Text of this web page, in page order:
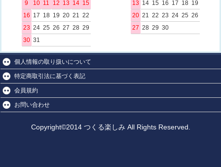
9
10 11 12 13 14 15
16 17 18 19 20 21
22
23 24 25 26 27 28 29
30 31
13 14 15 16 17 18 19
20 21 22 23 24 25 26
27 28 29 30
個人情報の取り扱いについて
特定商取引法に基づく表記
会員規約
お問い合わせ
Copyright©2014 つくる楽しみ All Rights Reserved.